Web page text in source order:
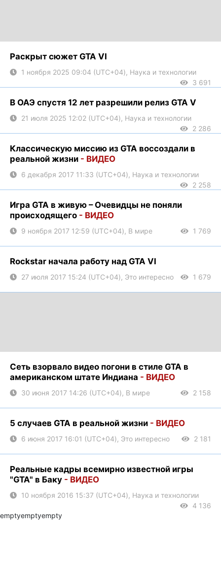
Раскрыт сюжет GTA VI
1 ноября 2025 09:04 (UTC+04), Наука и технологии
3 691
В ОАЭ спустя 12 лет разрешили релиз GTA V
21 июля 2025 12:02 (UTC+04), Наука и технологии
2 286
Классическую миссию из GTA воссоздали в
реальной жизни - ВИДЕО
6 декабря 2017 11:33 (UTC+04), Наука и технологии
2 258
Игра GTA в живую – Очевидцы не поняли
происходящего - ВИДЕО
9 ноября 2017 12:59 (UTC+04), В мире 1 769
Rockstar начала работу над GTA VI
27 июля 2017 15:24 (UTC+04), Это интересно 1 679
Сеть взорвало видео погони в стиле GTA в
американском штате Индиана - ВИДЕО
30 июня 2017 14:26 (UTC+04), В мире 2 158
5 случаев GTA в реальной жизни - ВИДЕО
6 июня 2017 16:01 (UTC+04), Это интересно 2 181
Реальные кадры всемирно известной игры
"GTA" в Баку - ВИДЕО
10 ноября 2016 15:37 (UTC+04), Наука и технологии
4 136
emptyemptyempty